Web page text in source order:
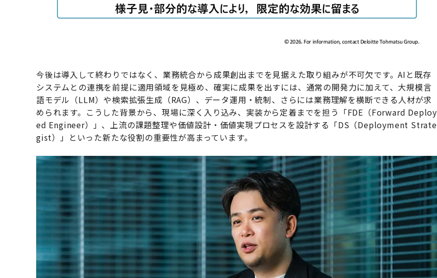
今後は導入して終わりではなく、業務統合から成果創出までを見据えた取り組みが不可欠です。AIと既存
システムとの連携を前提に適用領域を見極め、確実に成果を出すには、通常の開発力に加えて、大規模言
語モデル（LLM）や検索拡張生成（RAG）、データ運用・統制、さらには業務理解を横断できる人材が求
められます。こうした背景から、現場に深く入り込み、実装から定着までを担う「FDE（Forward Deploy
ed Engineer）」、上流の課題整理や価値設計・価値実現プロセスを設計する「DS（Deployment Strate
gist）」といった新たな役割の重要性が高まっています。